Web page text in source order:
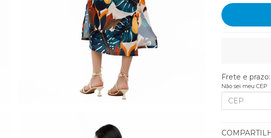
Frete e prazo:
Não sei meu CEP